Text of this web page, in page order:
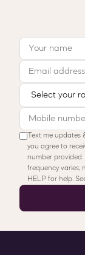
Text me updates
you agree to
number
frequency varies;
HELP for help.